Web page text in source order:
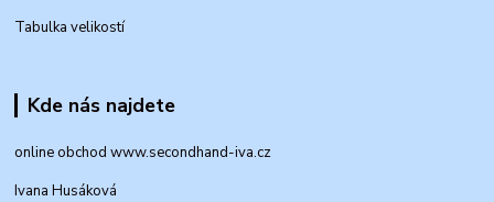
Tabulka velikostí
Kde nás najdete
online obchod www.secondhand-iva.cz
Ivana Husáková